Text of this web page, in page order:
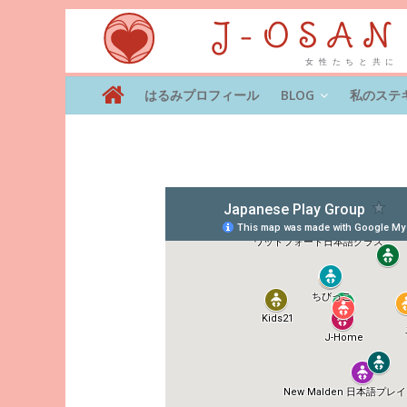
はるみプロフィール BLOG 私のステ